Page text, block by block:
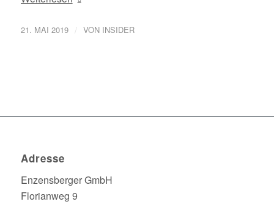
21. MAI 2019 / VON INSIDER
Adresse
Enzensberger GmbH
Florianweg 9